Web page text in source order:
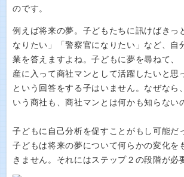
のです。
例えば将来の夢。子どもたちに訊けばきっ
なりたい」「警察官になりたい」など、自
業を答えますよね。子どもに夢を尋ねて、
産に入って商社マンとして活躍したいと思
という回答をする子はいません。なぜなら
いう商社も、商社マンとは何かも知らない
子どもに自己分析を促すことがもし可能だ
子どもは将来の夢について何らかの変化を
きません。それにはステップ２の段階が必